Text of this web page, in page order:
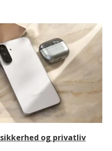
og privatliv